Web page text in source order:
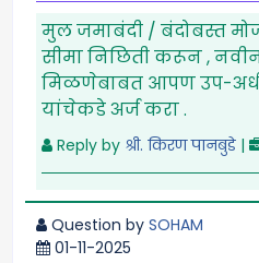
मुल जमाबंदी / बंदोबस्त
सीमा निछिती करून ,
मिळणेबाबत आपण उप-
यांचेकडे अर्ज करा .
Reply by श्री. किरण पानबुडे |
Question bySOHAM
01-11-2025